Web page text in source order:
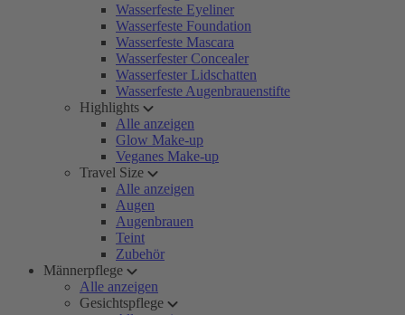
Wasserfeste Eyeliner
Wasserfeste Foundation
Wasserfeste Mascara
Wasserfester Concealer
Wasserfester Lidschatten
Wasserfeste Augenbrauenstifte
Highlights
Alle anzeigen
Glow Make-up
Veganes Make-up
Travel Size
Alle anzeigen
Augen
Augenbrauen
Teint
Zubehör
Männerpflege
Alle anzeigen
Gesichtspflege